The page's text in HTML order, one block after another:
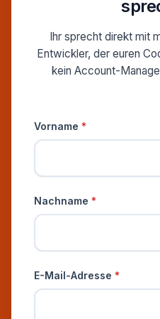
Ihr sprecht direkt mit
Entwickler, der euren
kein Account-
Vorname *
Nachname *
E-Mail-Adresse *